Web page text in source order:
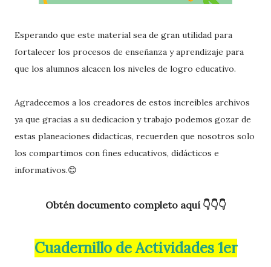
Esperando que este material sea de gran utilidad para
fortalecer los procesos de enseñanza y aprendizaje para
que los alumnos alcacen los niveles de logro educativo.
Agradecemos a los creadores de estos increibles archivos
ya que gracias a su dedicacion y trabajo podemos gozar de
estas planeaciones didacticas, recuerden que nosotros solo
los compartimos con fines educativos, didácticos e
informativos.😊
Obtén documento completo aquí 👇👇👇
Cuadernillo de Actividades 1er